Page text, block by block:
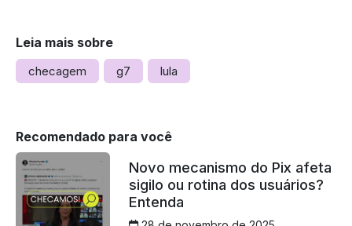
Leia mais sobre
checagem g7 lula
Recomendado para você
Novo mecanismo do Pix afeta
sigilo ou rotina dos usuários?
Entenda